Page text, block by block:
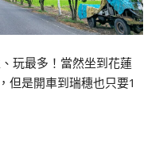
玩最多！當然坐到花蓮
但是開車到瑞穗也只要1